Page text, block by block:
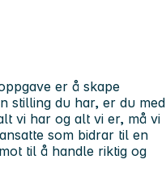
er å skape
stilling du har, er du med
vi har og alt vi er, må vi
som bidrar til en
til å handle riktig og